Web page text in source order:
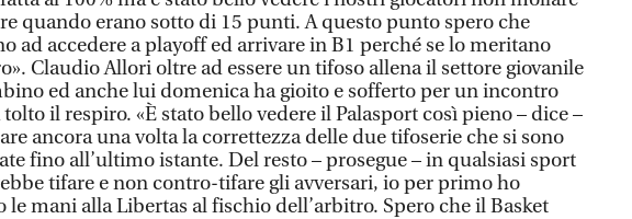
quando erano sotto di 15 punti. A questo punto spero che
ad accedere a playoff ed arrivare in B1 perché se lo meritano
Claudio Allori oltre ad essere un tifoso allena il settore giovanile
ed anche lui domenica ha gioito e sofferto per un incontro
tolto il respiro. «È stato bello vedere il Palasport così pieno – dice –
ancora una volta la correttezza delle due tifoserie che si sono
fino all’ultimo istante. Del resto – prosegue – in qualsiasi sport
tifare e non contro-tifare gli avversari, io per primo ho
le mani alla Libertas al fischio dell’arbitro. Spero che il Basket